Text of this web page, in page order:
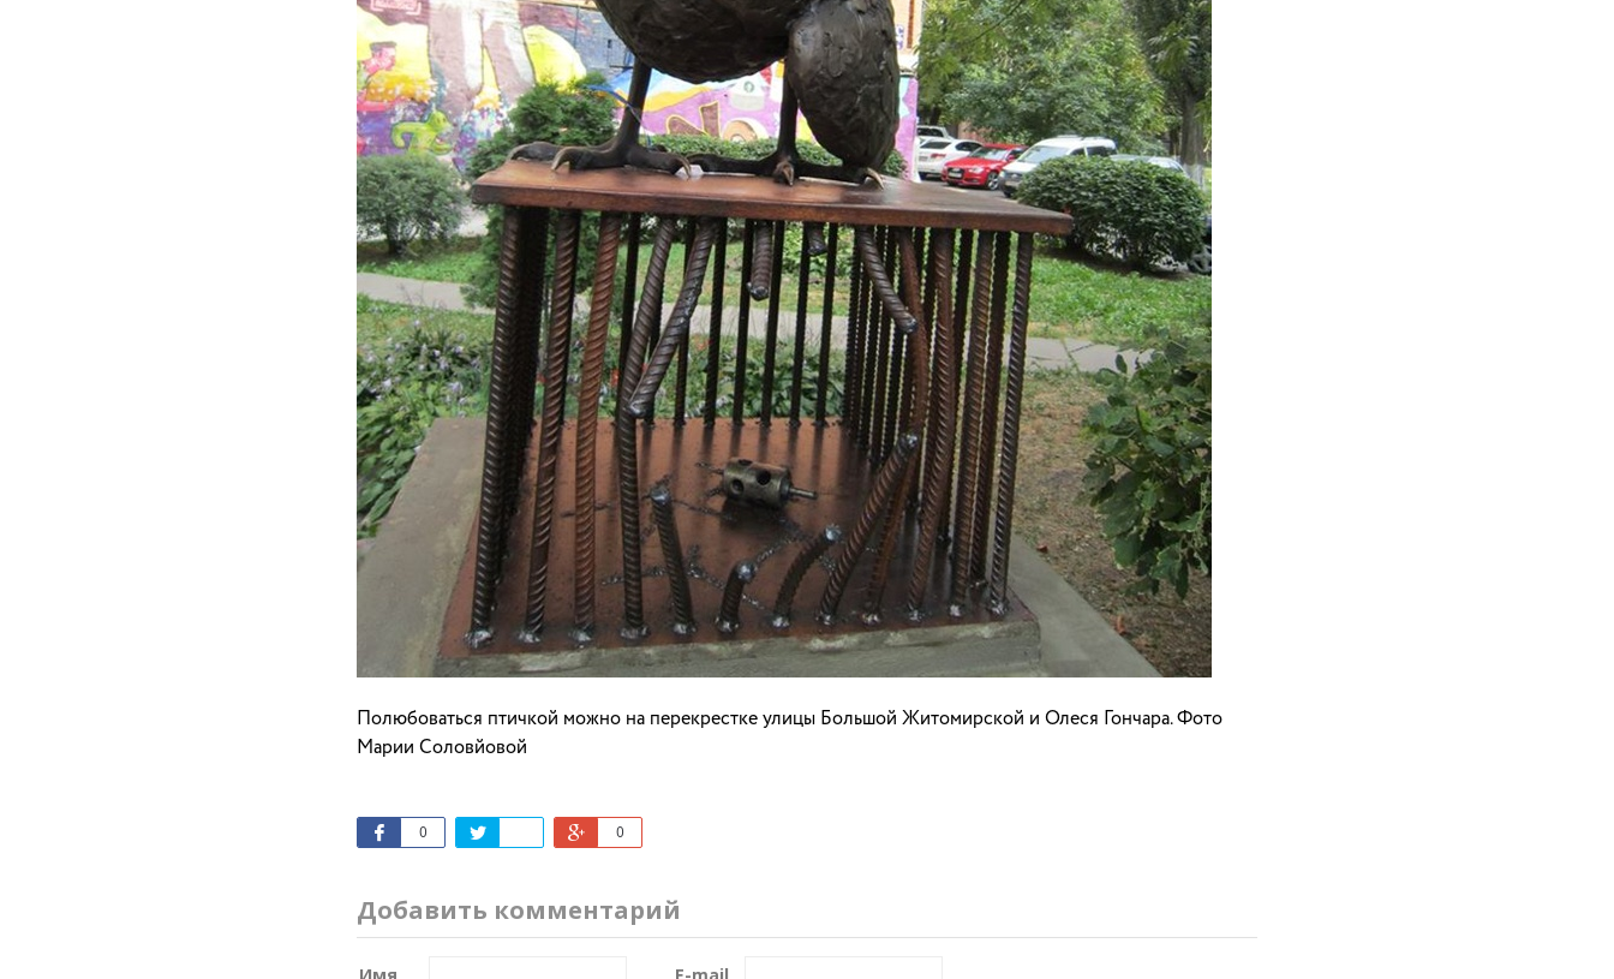
Полюбоваться птичкой можно на перекрестке улицы Большой Житомирской и Олеся Гончара. Фото
Марии Соловйовой
0 0
Добавить комментарий
Имя E-mail